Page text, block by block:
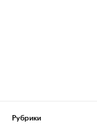
Рубрики